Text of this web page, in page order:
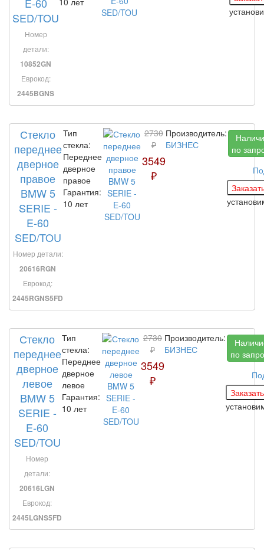
SED/TOU
Номер
детали:
10852GN
Еврокод:
2445BGNS
Стекло
переднее
дверное
правое
BMW 5
SERIE -
E-60
SED/TOU
Номер детали:
20616RGN
Еврокод:
2445RGNS5FD
Тип
стекла:
Переднее
дверное
правое
Гарантия:
10 лет
2730
₽
3549
₽
Производитель:
БИЗНЕС
по
Стекло
переднее
дверное
левое
BMW 5
SERIE -
E-60
SED/TOU
Номер
детали:
20616LGN
Еврокод:
2445LGNS5FD
Тип
стекла:
Переднее
дверное
левое
Гарантия:
10 лет
2730
₽
3549
₽
Производитель:
БИЗНЕС
по